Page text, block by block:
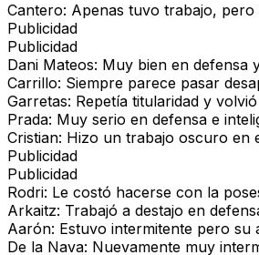
Cantero: Apenas tuvo trabajo,
Publicidad
Publicidad
Dani Mateos: Muy bien en defensa
Carrillo: Siempre parece pasar
Garretas: Repetía titularidad y
Prada: Muy serio en defensa e
Cristian: Hizo un trabajo oscuro en
Publicidad
Publicidad
Rodri: Le costó hacerse con la
Arkaitz: Trabajó a destajo en
Aarón: Estuvo intermitente pero
De la Nava: Nuevamente muy